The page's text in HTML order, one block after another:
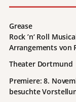
Grease
Rock ’n‘ Roll
Arrangements von
Theater Dortmund
Premiere: 8.
besuchte